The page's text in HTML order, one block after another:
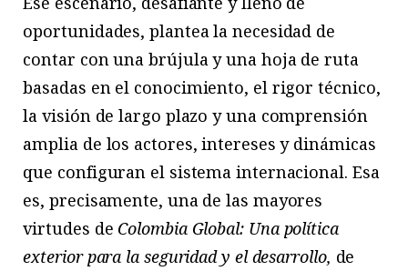
oportunidades, plantea la necesidad de
contar con una brújula y una hoja de ruta
basadas en el conocimiento, el rigor técnico,
la visión de largo plazo y una comprensión
amplia de los actores, intereses y dinámicas
que configuran el sistema internacional. Esa
es, precisamente, una de las mayores
virtudes de Colombia Global: Una política
exterior para la seguridad y el desarrollo, de